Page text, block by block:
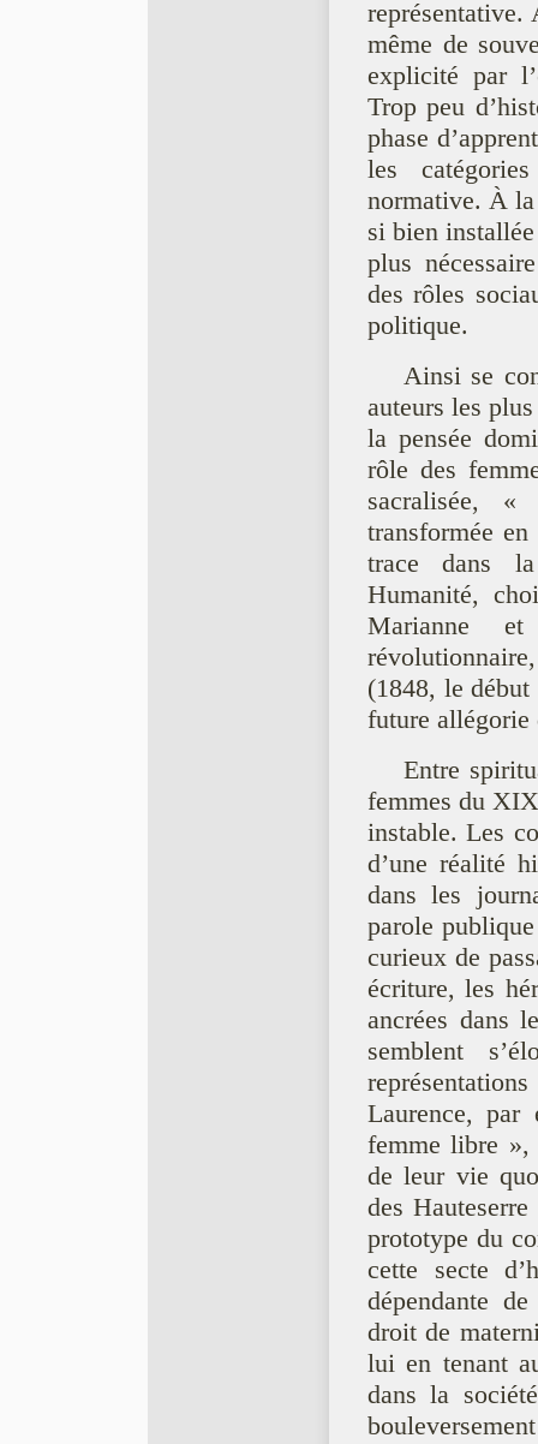
même de
explicité par
Trop peu
phase
les
normative. À
si bien
plus
des rôles
politique.
Ainsi se
auteurs les
la pensée
rôle des
sacralisée,
transformée
trace dans
Humanité,
Marianne
(1848, le début
future allégorie
Entre
femmes du
instable. Les
d’une réalité
dans les
parole
curieux de
écriture, les
ancrées dans
semblent
Laurence, par
femme libre »,
de leur vie
des
prototype du
cette secte
dépendante
droit de
lui en tenant
dans la